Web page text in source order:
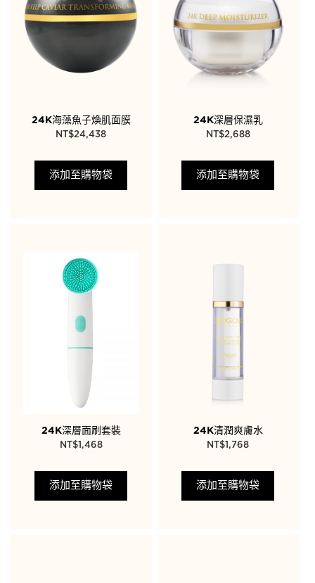
24K海藻魚子煥肌面膜
NT$24,438
添加至購物袋
24K深層保濕乳
NT$2,688
添加至購物袋
24K深層面刷套裝
NT$1,468
添加至購物袋
24K清潤爽膚水
NT$ 1,768
添加至購物袋